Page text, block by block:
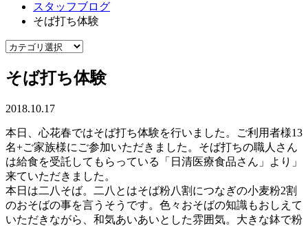
スタッフブログ
そば打ち体験
そば打ち体験
2018.10.17
本日、心花春ではそば打ち体験を行いました。ご利用者様13
名+ご家族様にご参加いただきました。そば打ちの職人さん
は給食を受託してもらっている「日清医療食品さん」より」
来ていただきました。
本日は二八そば。二八とはそば粉八割につなぎの小麦粉2割
のおそばの事を言うそうです。色々おそばの知識もおしえて
いただきながら、和気あいあいとした雰囲気。大きな鉢で粉